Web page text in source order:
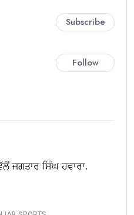
Subscribe
Follow
ਜਗਤਾਰ ਸਿੰਘ ਹਵਾਰਾ.